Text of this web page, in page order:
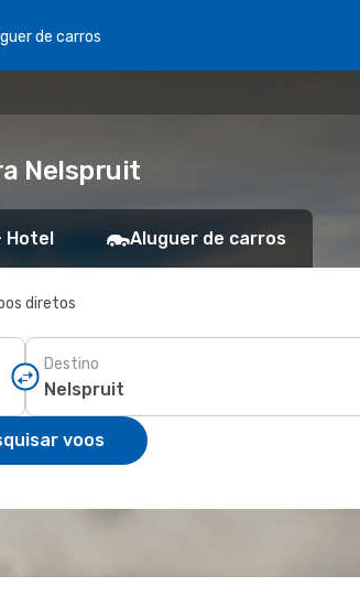
de carros
Nelspruit
Hotel Aluguer de carros
diretos
Destino
voos